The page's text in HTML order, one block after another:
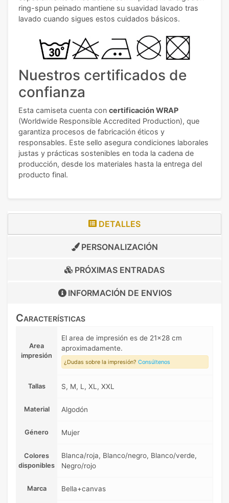
ring-spun peinado mantiene su suavidad lavado tras
lavado cuando sigues estos cuidados básicos.
Nuestros certificados de
confianza
Esta camiseta cuenta con certificación WRAP
(Worldwide Responsible Accredited Production), que
garantiza procesos de fabricación éticos y
responsables. Este sello asegura condiciones laborales
justas y prácticas sostenibles en toda la cadena de
producción, desde los materiales hasta la entrega del
producto final.
DETALLES
PERSONALIZACIÓN
PRÓXIMAS ENTRADAS
INFORMACIÓN DE ENVIOS
Características
Area
impresión
El area de impresión es de 21x28 cm
aproximadamente.
¿Dudas sobre la impresión? Consúltenos
Tallas S, M, L, XL, XXL
Material Algodón
Género Mujer
Colores
disponibles
Blanca/roja, Blanco/negro, Blanco/verde,
Negro/rojo
Marca Bella+canvas